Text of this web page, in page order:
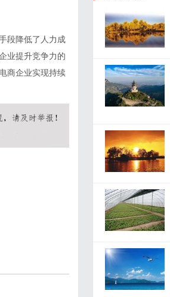
段降低了人力成
业提升竞争力的
商企业实现持续